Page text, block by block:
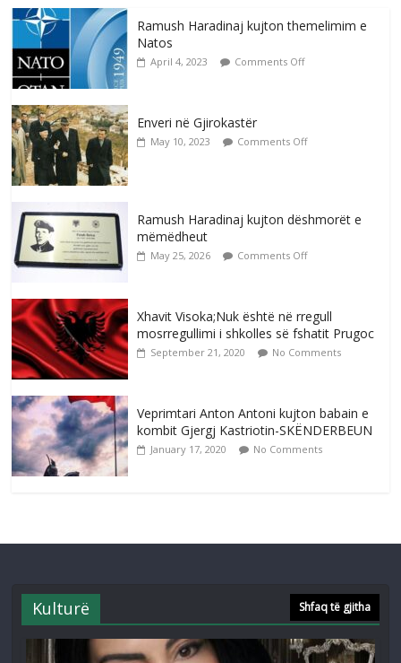
Ramush Haradinaj kujton themelimim e
Natos
April 4, 2023 Comments Off
Enveri në Gjirokastër
May 10, 2023 Comments Off
Ramush Haradinaj kujton dëshmorët e
mëmëdheut
May 25, 2026 Comments Off
Xhavit Visoka;Nuk është në rregull
mosrregullimi i shkolles së fshatit Prugoc
September 21, 2020 No Comments
Veprimtari Anton Antoni kujton babain e
kombit Gjergj Kastriotin-SKËNDERBEUN
January 17, 2020 No Comments
Kulturë Shfaq të gjitha